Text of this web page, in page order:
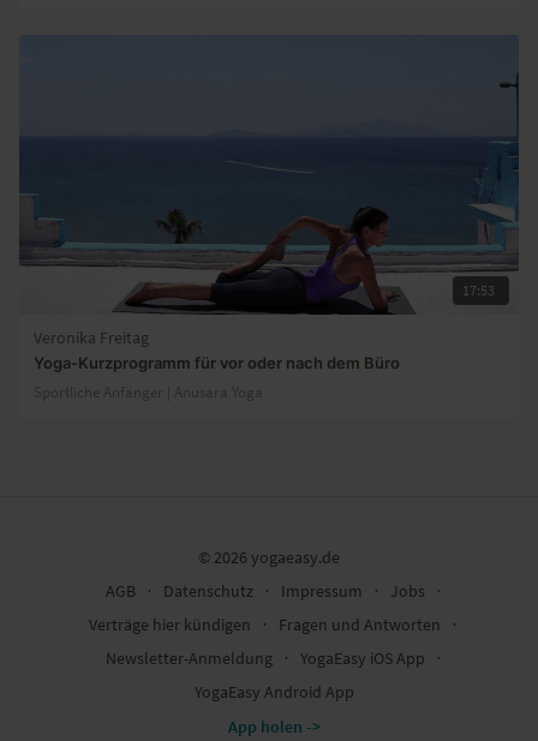
17:53
Veronika Freitag
Yoga-Kurzprogramm für vor oder nach dem Büro
Sportliche Anfänger | Anusara Yoga
© 2026 yogaeasy.de
AGB
∙ Datenschutz ∙ Impressum ∙ Jobs
∙
Verträge hier kündigen
∙ Fragen und Antworten
∙
Newsletter-Anmeldung
∙ YogaEasy iOS App
∙
YogaEasy Android App
App holen ->